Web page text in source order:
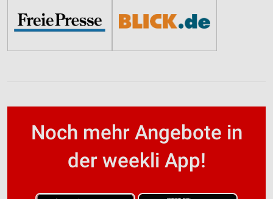
Noch mehr Angebote in
der weekli App!